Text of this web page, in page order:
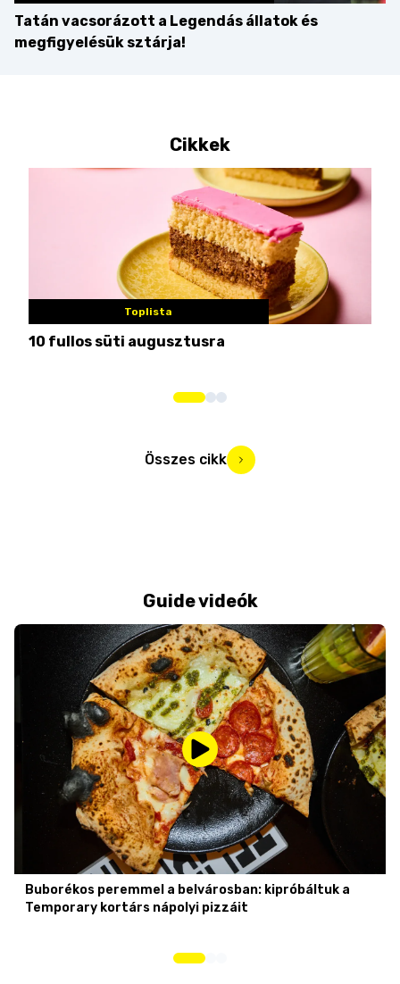
Tatán vacsorázott a Legendás állatok és
megfigyelésük sztárja!
Cikkek
Toplista
10 fullos süti augusztusra
Összes cikk
Guide videók
Buborékos peremmel a belvárosban: kipróbáltuk a
Temporary kortárs nápolyi pizzáit